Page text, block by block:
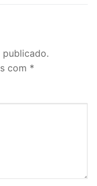
publicado.
com *